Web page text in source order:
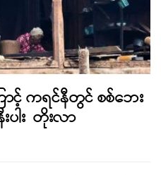
ာင့် ကရင်နီတွင် စစ်ဘေး
ပါး တိုးလာ